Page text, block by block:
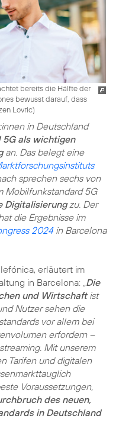
bereits die Hälfte der
bewusst darauf, dass
Lovric)
in Deutschland
als wichtigen
an. Das belegt eine
sprechen sechs von
Mobilfunkstandard 5G
Digitalisierungzu. Der
die Ergebnisse im
2024in Barcelona
erläutert im
in Barcelona: Die
und Wirtschaftist
Nutzer sehen die
vor allem bei
erfordern –
Mit unserem
Tarifen und digitalen
Voraussetzungen,
des neuen,
in Deutschland